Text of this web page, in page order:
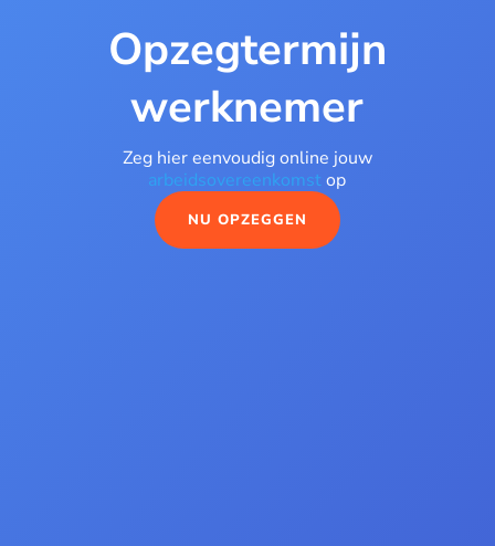
Opzegtermijn
werknemer
Zeg hier eenvoudig online jouw
arbeidsovereenkomstop
NU OPZEGGEN